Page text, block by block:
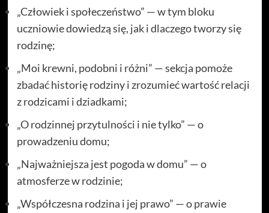
„Człowiek i społeczeństwo” — w tym bloku
uczniowie dowiedzą się, jak i dlaczego tworzy się
rodzinę;
„Moi krewni, podobni i różni” — sekcja pomoże
zbadać historię rodziny i zrozumieć wartość relacji
z rodzicami i dziadkami;
„O rodzinnej przytulności i nie tylko” — o
prowadzeniu domu;
„Najważniejsza jest pogoda w domu” — o
atmosferze w rodzinie;
„Współczesna rodzina i jej prawo” — o prawie